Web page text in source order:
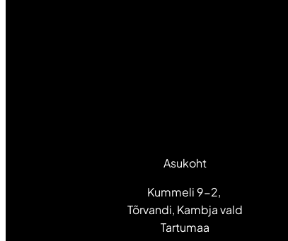
Asukoht
Kummeli 9-2,
Tõrvandi, Kambja vald
Tartumaa